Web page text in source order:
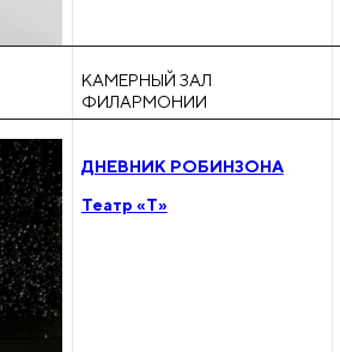
КАМЕРНЫЙ ЗАЛ
ФИЛАРМОНИИ
ДНЕВНИК РОБИНЗОНА
Театр «Т»